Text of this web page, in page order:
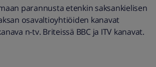
parannusta etenkin saksankielisen
osavaltioyhtiöiden kanavat
n-tv. Briteissä BBC ja ITV kanavat.